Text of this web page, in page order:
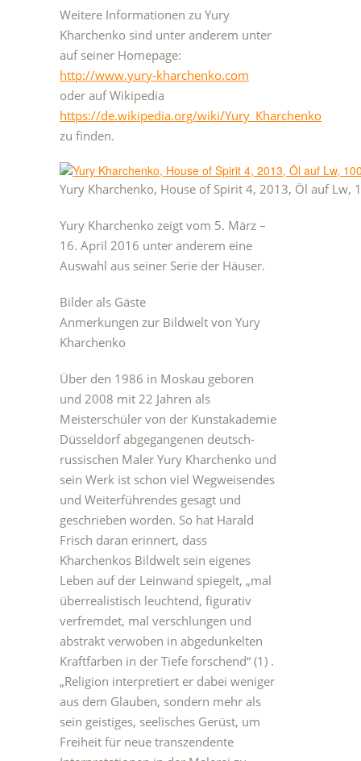
Weitere Informationen zu Yury
Kharchenko sind unter anderem unter
auf seiner Homepage:
http://www.yury-kharchenko.com
oder auf Wikipedia
https://de.wikipedia.org/wiki/Yury_Kharchenko
zu finden.
Yury Kharchenko, House of Spirit 4, 2013, Öl auf Lw,
Yury Kharchenko zeigt vom 5. März –
16. April 2016 unter anderem eine
Auswahl aus seiner Serie der Häuser.
Bilder als Gäste
Anmerkungen zur Bildwelt von Yury
Kharchenko
Über den 1986 in Moskau geboren
und 2008 mit 22 Jahren als
Meisterschüler von der Kunstakademie
Düsseldorf abgegangenen deutsch-
russischen Maler Yury Kharchenko und
sein Werk ist schon viel Wegweisendes
und Weiterführendes gesagt und
geschrieben worden. So hat Harald
Frisch daran erinnert, dass
Kharchenkos Bildwelt sein eigenes
Leben auf der Leinwand spiegelt, „mal
überrealistisch leuchtend, figurativ
verfremdet, mal verschlungen und
abstrakt verwoben in abgedunkelten
Kraftfarben in der Tiefe forschend“ (1) .
„Religion interpretiert er dabei weniger
aus dem Glauben, sondern mehr als
sein geistiges, seelisches Gerüst, um
Freiheit für neue transzendente